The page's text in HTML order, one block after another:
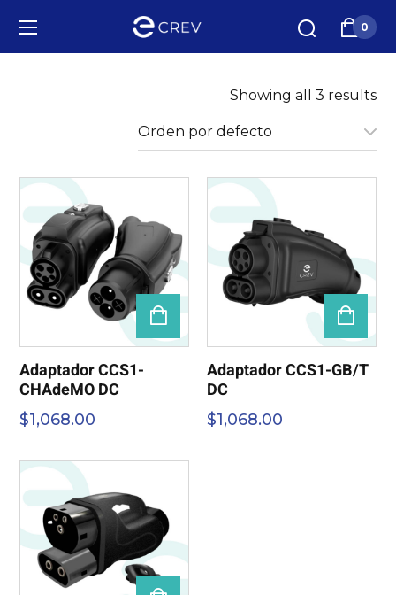
0
Showing all 3 results
Adaptador CCS1-
CHAdeMO DC
$1,068.00
Adaptador CCS1-GB/T
DC
$1,068.00